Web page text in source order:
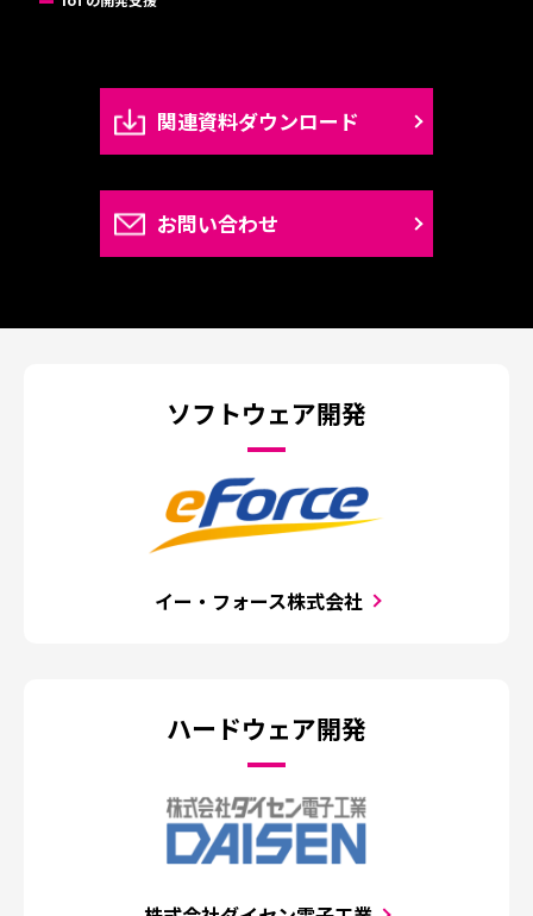
関連資料ダウンロード
お問い合わせ
ソフトウェア開発
イー・フォース株式会社
ハードウェア開発